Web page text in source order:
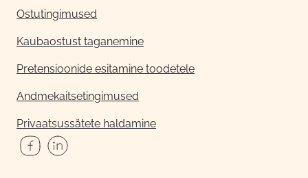
Ostutingimused
Kaubaostust taganemine
Pretensioonide esitamine toodetele
Andmekaitsetingimused
Privaatsussätete haldamine